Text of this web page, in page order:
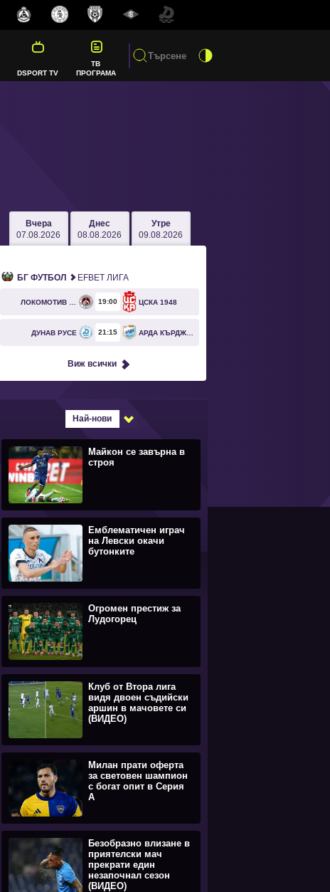
DSPORT TV
ТВ
ПРОГРАМА
Вчера
07.08.2026
Днес
08.08.2026
Утре
09.08.2026
БГ ФУТБОЛ EFBET ЛИГА
19 00 ЦСКА 1948
ДУНАВ РУСЕ 21 15
Виж всички
Най-нови
Майкон се завърна в
строя
Емблематичен играч
на Левски окачи
бутонките
Огромен престиж за
Лудогорец
Клуб от Втора лига
видя двоен съдийски
аршин в мачовете си
(ВИДЕО)
Милан прати оферта
за световен шампион
с богат опит в Серия
А
Безобразно влизане в
приятелски мач
прекрати един
незапочнал сезон
(ВИДЕО)